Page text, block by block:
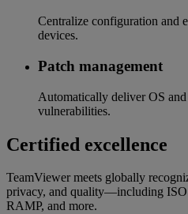
Centralize configuration and
devices.
Patch management
Automatically deliver OS
vulnerabilities.
Certified excellence
TeamViewer meets globally
privacy, and quality—including
RAMP, and more.